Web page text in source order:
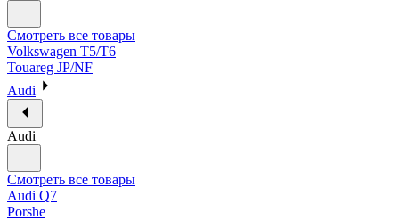
Смотреть все товары
Volkswagen T5/T6
Touareg JP/NF
Audi
Audi
Смотреть все товары
Audi Q7
Porshe